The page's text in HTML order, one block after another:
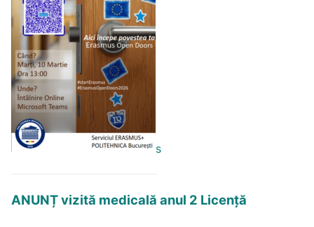
s
ANUNȚ vizită medicală anul 2 Licență